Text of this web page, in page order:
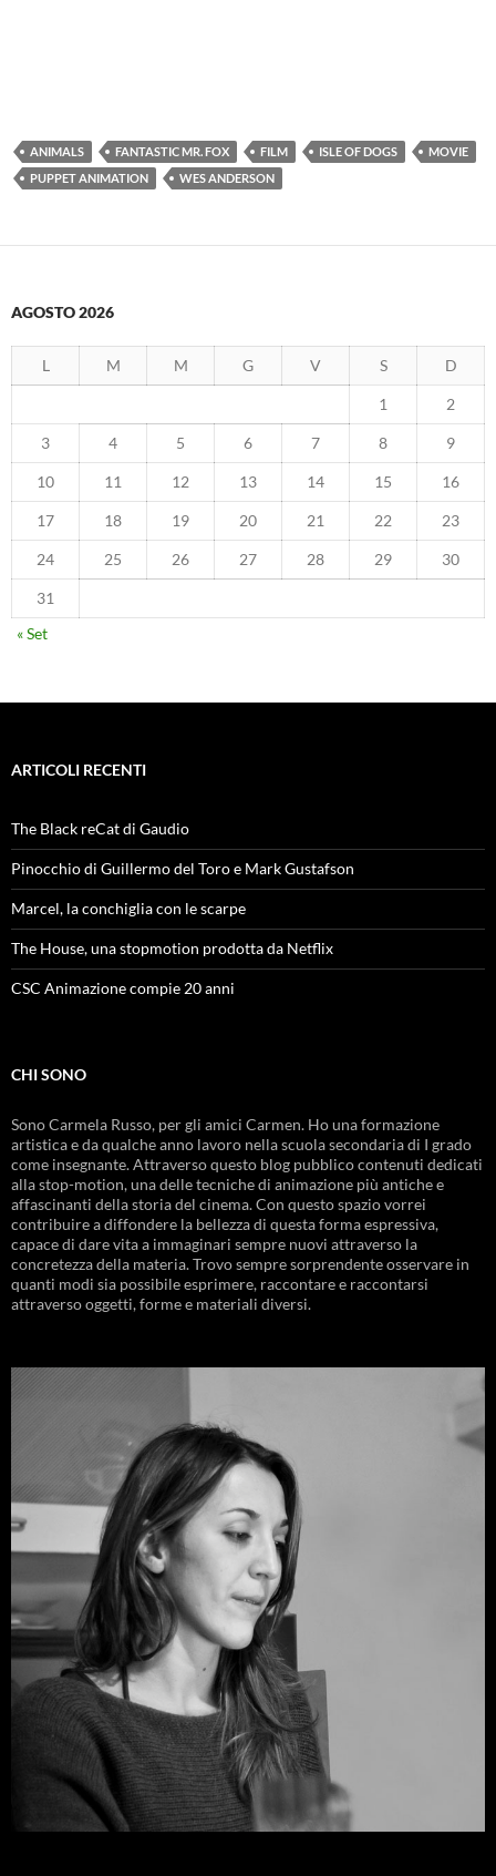
ANIMALS FANTASTIC MR. FOX FILM ISLE OF DOGS
MOVIE
PUPPET ANIMATION
WES ANDERSON
AGOSTO 2026
L M M G V S D
1 2
3 4 5 6 7 8 9
10 11 12 13 14 15 16
17 18 19 20 21 22 23
24 25 26 27 28 29 30
31
« Set
ARTICOLI RECENTI
The Black reCat di Gaudio
Pinocchio di Guillermo del Toro e Mark Gustafson
Marcel, la conchiglia con le scarpe
The House, una stopmotion prodotta da Netflix
CSC Animazione compie 20 anni
CHI SONO
Sono Carmela Russo, per gli amici Carmen. Ho una formazione
artistica e da qualche anno lavoro nella scuola secondaria di I grado
come insegnante. Attraverso questo blog pubblico contenuti dedicati
alla stop-motion, una delle tecniche di animazione più antiche e
affascinanti della storia del cinema. Con questo spazio vorrei
contribuire a diffondere la bellezza di questa forma espressiva,
capace di dare vita a immaginari sempre nuovi attraverso la
concretezza della materia. Trovo sempre sorprendente osservare in
quanti modi sia possibile esprimere, raccontare e raccontarsi
attraverso oggetti, forme e materiali diversi.